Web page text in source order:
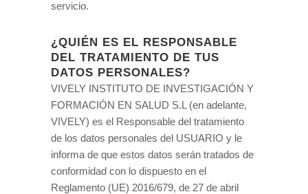
servicio.
¿QUIÉN ES EL RESPONSABLE
DEL TRATAMIENTO DE TUS
DATOS PERSONALES?
VIVELY INSTITUTO DE INVESTIGACIÓN Y
FORMACIÓN EN SALUD S.L (en adelante,
VIVELY) es el Responsable del tratamiento
de los datos personales del USUARIO y le
informa de que estos datos serán tratados de
conformidad con lo dispuesto en el
Reglamento (UE) 2016/679, de 27 de abril